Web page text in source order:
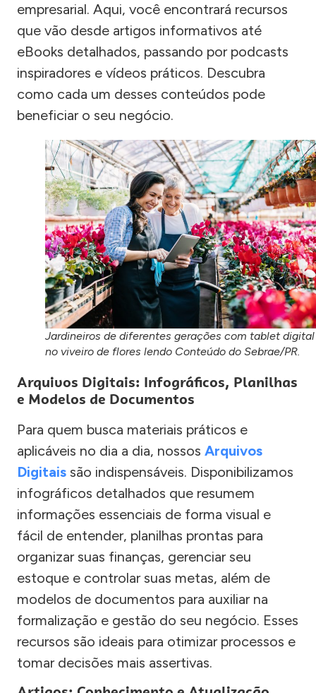
empresarial. Aqui, você encontrará recursos
que vão desde artigos informativos até
eBooks detalhados, passando por podcasts
inspiradores e vídeos práticos. Descubra
como cada um desses conteúdos pode
beneficiar o seu negócio.
Jardineiros de diferentes gerações com tablet digital
no viveiro de flores lendo Conteúdo do Sebrae/PR.
Arquivos Digitais: Infográficos, Planilhas
e Modelos de Documentos
Para quem busca materiais práticos e
aplicáveis no dia a dia, nossos Arquivos
Digitais são indispensáveis. Disponibilizamos
infográficos detalhados que resumem
informações essenciais de forma visual e
fácil de entender, planilhas prontas para
organizar suas finanças, gerenciar seu
estoque e controlar suas metas, além de
modelos de documentos para auxiliar na
formalização e gestão do seu negócio. Esses
recursos são ideais para otimizar processos e
tomar decisões mais assertivas.